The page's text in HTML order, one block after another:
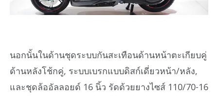
นอกนั้นในด้านชุดระบบกันสะเทือนด้านหน้าตะเกียบคู่
ด้านหลังโช้กคู่, ระบบเบรกแบบดิสก์เดี่ยวหน้า/หลัง,
และชุดล้ออัลลอยด์ 16 นิ้ว รัดด้วยยางไซส์ 110/70-16